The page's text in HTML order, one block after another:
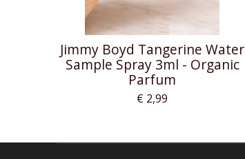
Jimmy Boyd Tangerine Water
Sample Spray 3ml - Organic
Parfum
€ 2,99